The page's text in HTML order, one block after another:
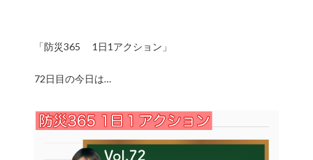
「防災365 1日1アクション」
72日目の今日は…